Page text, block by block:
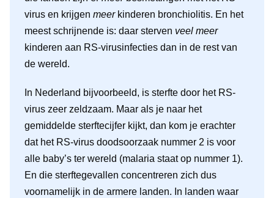
virus en krijgen meer kinderen bronchiolitis. En het
meest schrijnende is: daar sterven veel meer
kinderen aan RS-virusinfecties dan in de rest van
de wereld.
In Nederland bijvoorbeeld, is sterfte door het RS-
virus zeer zeldzaam. Maar als je naar het
gemiddelde sterftecijfer kijkt, dan kom je erachter
dat het RS-virus doodsoorzaak nummer 2 is voor
alle baby’s ter wereld (malaria staat op nummer 1).
En die sterftegevallen concentreren zich dus
voornamelijk in de armere landen. In landen waar